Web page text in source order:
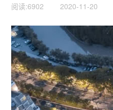
阅读:6902 2020-11-20